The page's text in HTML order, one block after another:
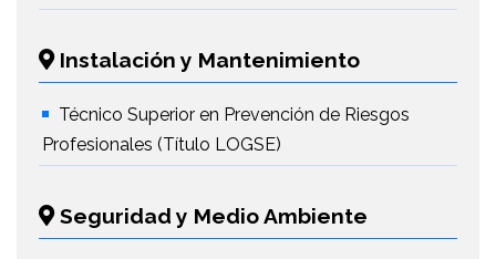
Instalación y Mantenimiento
Técnico Superior en Prevención de Riesgos
Profesionales (Título LOGSE)
Seguridad y Medio Ambiente